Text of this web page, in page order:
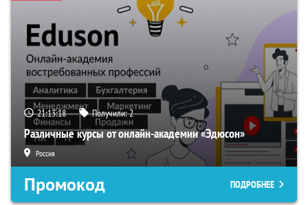
21:13:17 Получили:2
Различные курсы от онлайн-академии «Эдюсон»
Россия
Промокод ПОДРОБНЕЕ